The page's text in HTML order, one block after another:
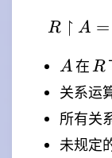
R ↾ A =
A
A在 R
R
关系运
所有关
未规定